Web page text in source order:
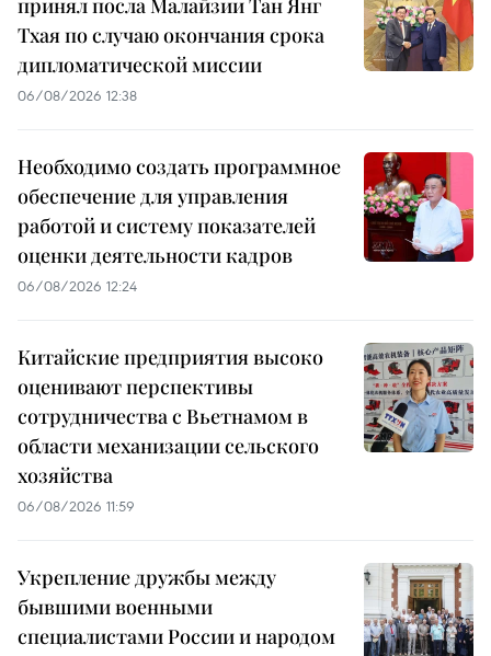
принял посла Малайзии Тан Янг
Тхая по случаю окончания срока
дипломатической миссии
06/08/2026 12:38
Необходимо создать программное
обеспечение для управления
работой и систему показателей
оценки деятельности кадров
06/08/2026 12:24
Китайские предприятия высоко
оценивают перспективы
сотрудничества с Вьетнамом в
области механизации сельского
хозяйства
06/08/2026 11:59
Укрепление дружбы между
бывшими военными
специалистами России и народом